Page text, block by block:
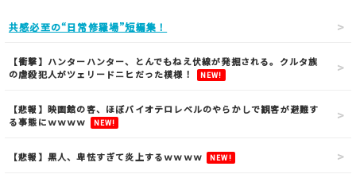
共感必至の“日常修羅場”短編集！
【衝撃】ハンターハンター、とんでもねえ伏線が発掘される。クルタ族
の虐殺犯人がツェリードニヒだった模様！
NEW!
【悲報】映画館の客、ほぼバイオテロレベルのやらかしで観客が避難す
る事態にｗｗｗｗ
NEW!
【悲報】黒人、卑怯すぎて炎上するｗｗｗｗ NEW!